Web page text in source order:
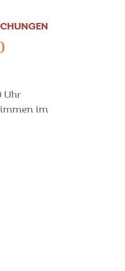
Uhr
im